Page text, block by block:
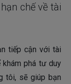
chế về tài
tiếp cận với tài
phá tư duy
tôi, sẽ giúp bạn